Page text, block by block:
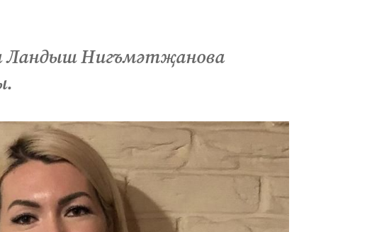
Ландыш Нигъмәтҗанова